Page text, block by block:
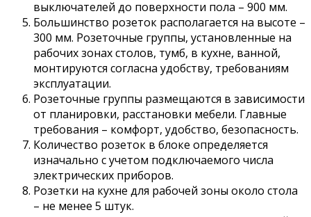
выключателей до поверхности пола – 900 мм.
Большинство розеток располагается на высоте –
300 мм. Розеточные группы, установленные на
рабочих зонах столов, тумб, в кухне, ванной,
монтируются согласна удобству, требованиям
эксплуатации.
Розеточные группы размещаются в зависимости
от планировки, расстановки мебели. Главные
требования – комфорт, удобство, безопасность.
Количество розеток в блоке определяется
изначально с учетом подключаемого числа
электрических приборов.
Розетки на кухне для рабочей зоны около стола
– не менее 5 штук.